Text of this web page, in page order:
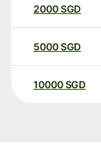
2000SGD
5000SGD
10000 SGD